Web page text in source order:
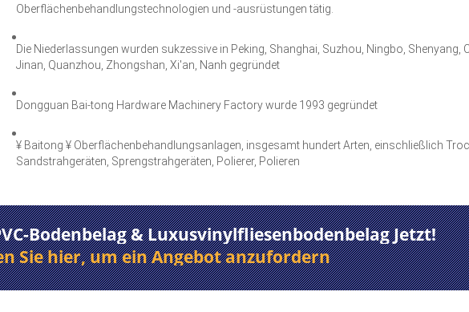
Oberflächenbehandlungstechnologien und -ausrüstungen tätig.
Die Niederlassungen wurden sukzessive in Peking, Shanghai, Suzhou, Ningbo, Shenyang,
Jinan, Quanzhou, Zhongshan, Xi'an, Nanh gegründet
Dongguan Bai-tong Hardware Machinery Factory wurde 1993 gegründet
¥ Baitong ¥ Oberflächenbehandlungsanlagen, insgesamt hundert Arten, einschließlich
Sandstrahgeräten, Sprengstrahgeräten, Polierer, Polieren
Bodenbelag & Luxusvinylfliesenbodenbelag Jetzt!
Sie hier, um ein Angebot anzufordern